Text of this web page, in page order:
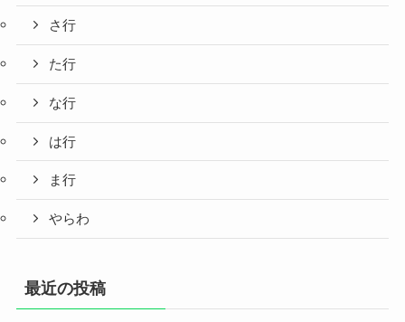
さ行
た行
な行
は行
ま行
やらわ
最近の投稿